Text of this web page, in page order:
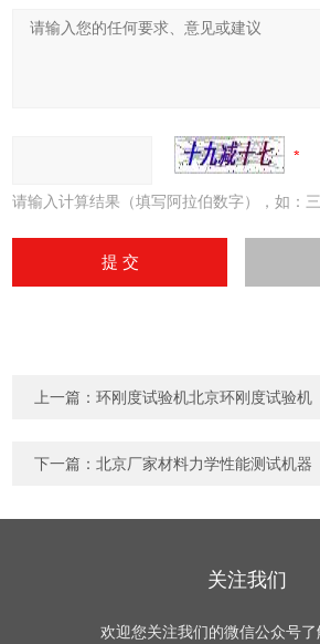
请输入计算结果（填写阿拉伯数字），如：
上一篇：环刚度试验机北京环刚度试验机
下一篇：北京厂家材料力学性能测试机器
关注我们
欢迎您关注我们的微信公众号了